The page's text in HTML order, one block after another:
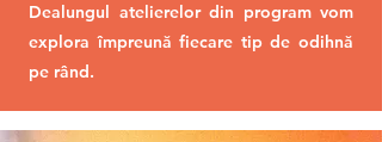
Dealungul atelierelor din program vom
explora împreună fiecare tip de odihnă
pe rând.